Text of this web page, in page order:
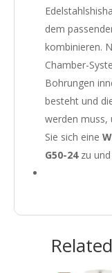
dem
kombinieren.
Chamber-
Bohrungen
besteht und
werden muss,
Sie sich eine
G50-24zu und